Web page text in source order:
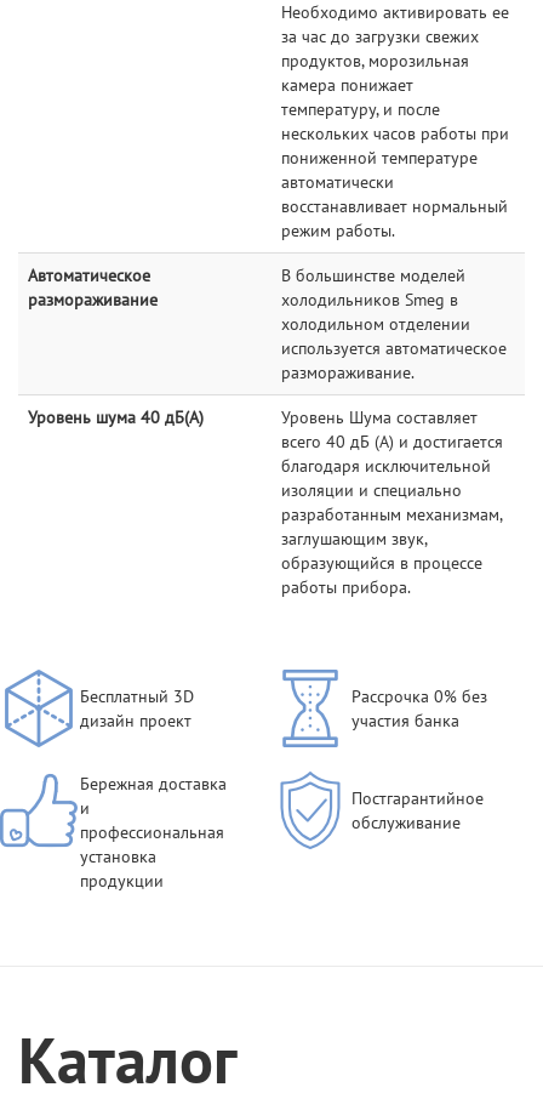
Необходимо активировать ее
за час до загрузки свежих
продуктов, морозильная
камера понижает
температуру, и после
нескольких часов работы при
пониженной температуре
автоматически
восстанавливает нормальный
режим работы.
Автоматическое
размораживание
В большинстве моделей
холодильников Smeg в
холодильном отделении
используется автоматическое
размораживание.
Уровень шума 40 дБ(А)
Уровень Шума составляет
всего 40 дБ (А) и достигается
благодаря исключительной
изоляции и специально
разработанным механизмам,
заглушающим звук,
образующийся в процессе
работы прибора.
Бесплатный 3D
дизайн проект
Рассрочка 0% без
участия банка
Бережная доставка
и
профессиональная
установка
продукции
Постгарантийное
обслуживание
Каталог